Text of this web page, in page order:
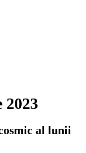
al lunii